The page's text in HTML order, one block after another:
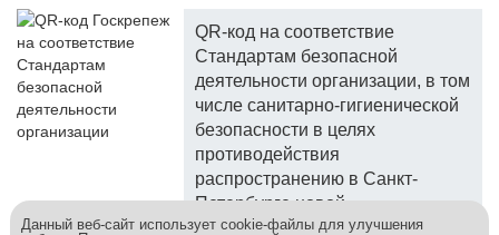
QR-код на соответствие
Стандартам безопасной
деятельности организации, в том
числе санитарно-гигиенической
безопасности в целях
противодействия
распространению в Санкт-
Петербурге новой
коронавирусной инфекции.
Данный веб-сайт использует cookie-файлы для улучшения